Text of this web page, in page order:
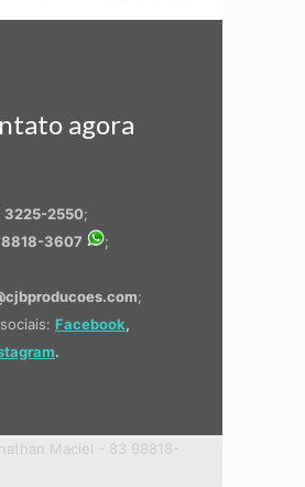
agora
3225-2550;
3607
;
;
Facebook,
.
Maciel - 83 98818-